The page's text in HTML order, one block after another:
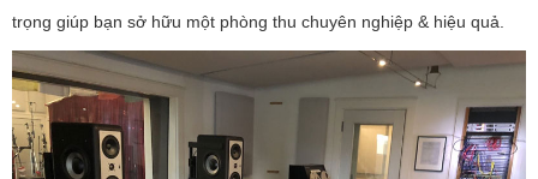
trọng giúp bạn sở hữu một phòng thu chuyên nghiệp & hiệu quả.